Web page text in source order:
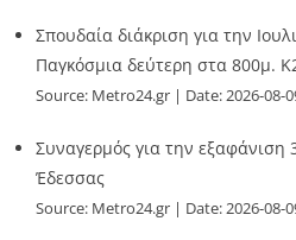
Σπουδαία διάκριση για την
Παγκόσμια δεύτερη στα 800μ.
Source: Metro24.gr Date: 2026-08-
Συναγερμός για την εξαφάνιση
Έδεσσας
Source: Metro24.gr Date: 2026-08-